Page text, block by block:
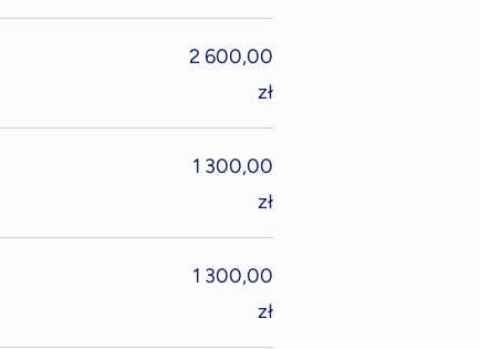
2 600,00
zł
1 300,00
zł
1 300,00
zł